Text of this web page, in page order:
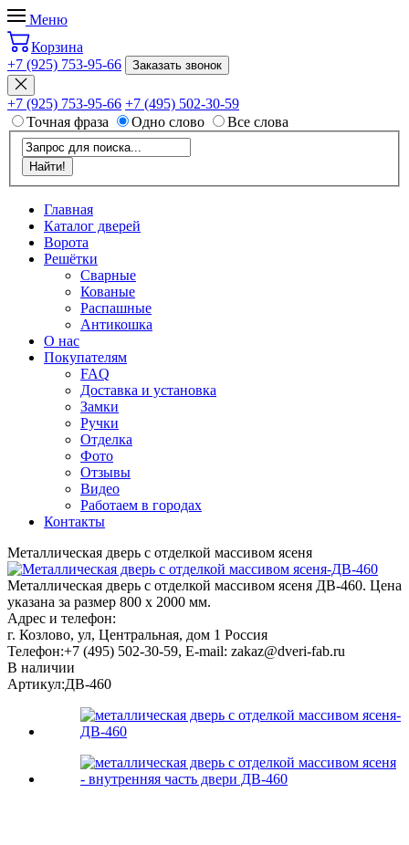
Меню
Корзина
+7 (925) 753-95-66
Заказать звонок
+7 (925) 753-95-66 +7 (495) 502-30-59
Точная фраза
Одно слово Все слова
Главная
Каталог дверей
Ворота
Решётки
Сварные
Кованые
Распашные
Антикошка
О нас
Покупателям
FAQ
Доставка и установка
Замки
Ручки
Отделка
Фото
Отзывы
Видео
Работаем в городах
Контакты
Металлическая дверь с отделкой массивом ясеня
Металлическая дверь с отделкой массивом ясеня ДВ-460. Цена
указана за размер 800 х 2000 мм.
Адрес и телефон:
г. Козлово, ул, Центральная, дом 1 Россия
Телефон:+7 (495) 502-30-59, E-mail: zakaz@dveri-fab.ru
В наличии
Артикул:ДВ-460